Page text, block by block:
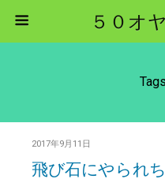
５０オ
2017年9月11日
飛び石にやられ